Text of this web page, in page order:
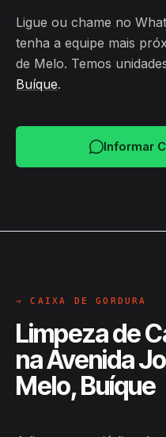
Ligue ou chame no
tenha a equipe mais
de Melo. Temos
Buíque.
Informar
→ CAIXA DE GORDURA
Limpeza de
na Avenida
Melo, Buíque